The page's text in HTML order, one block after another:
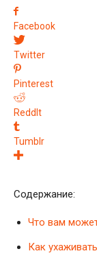
Facebook
Twitter
Pinterest
ReddIt
Tumblr
Содержание:
Что вам
Как